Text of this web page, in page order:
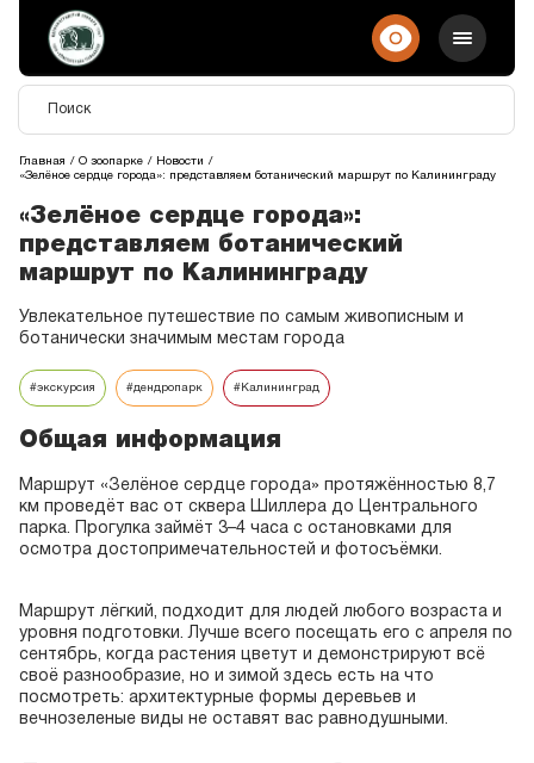
Главная О зоопарке
Новости
«Зелёное сердце города»: представляем ботанический маршрут по Калининграду
«Зелёное сердце города»:
представляем ботанический
маршрут по Калининграду
Увлекательное путешествие по самым живописным и
ботанически значимым местам города
#экскурсия #дендропарк #Калининград
Общая информация
Маршрут «Зелёное сердце города» протяжённостью 8,7
км проведёт вас от сквера Шиллера до Центрального
парка. Прогулка займёт 3–4 часа с остановками для
осмотра достопримечательностей и фотосъёмки.
Маршрут лёгкий, подходит для людей любого возраста и
уровня подготовки. Лучше всего посещать его с апреля по
сентябрь, когда растения цветут и демонстрируют всё
своё разнообразие, но и зимой здесь есть на что
посмотреть: архитектурные формы деревьев и
вечнозеленые виды не оставят вас равнодушными.